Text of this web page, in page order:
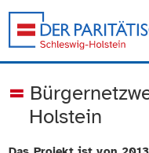
Holstein